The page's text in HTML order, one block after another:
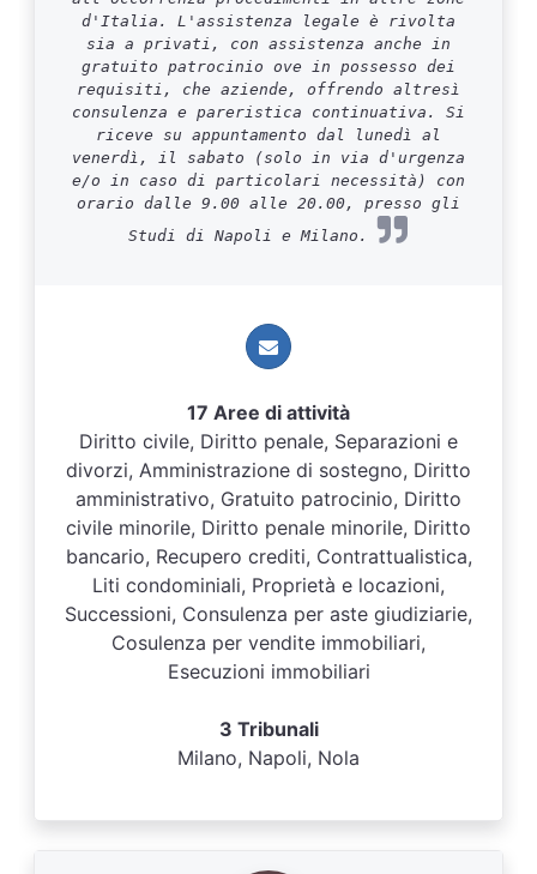
d'Italia. L'assistenza legale è rivolta
sia a privati, con assistenza anche in
gratuito patrocinio ove in possesso dei
requisiti, che aziende, offrendo altresì
consulenza e pareristica continuativa. Si
riceve su appuntamento dal lunedì al
venerdì, il sabato (solo in via d'urgenza
e/o in caso di particolari necessità) con
orario dalle 9.00 alle 20.00, presso gli
Studi di Napoli e Milano.
17 Aree di attività
Diritto civile, Diritto penale, Separazioni e
divorzi, Amministrazione di sostegno, Diritto
amministrativo, Gratuito patrocinio, Diritto
civile minorile, Diritto penale minorile, Diritto
bancario, Recupero crediti, Contrattualistica,
Liti condominiali, Proprietà e locazioni,
Successioni, Consulenza per aste giudiziarie,
Cosulenza per vendite immobiliari,
Esecuzioni immobiliari
3 Tribunali
Milano, Napoli, Nola